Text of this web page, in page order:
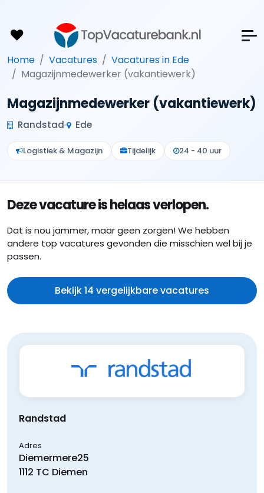
Home Vacatures
Vacatures in Ede
Magazijnmedewerker (vakantiewerk)
Magazijnmedewerker (vakantiewerk)
Randstad Ede
Logistiek & Magazijn Tijdelijk 24 - 40 uur
Deze vacature is helaas verlopen.
Dat is nou jammer, maar geen zorgen! We hebben
andere top vacatures gevonden die misschien wel bij je
passen.
Bekijk 14 vergelijkbare vacatures
Randstad
Adres
Diemermere25
1112 TC Diemen